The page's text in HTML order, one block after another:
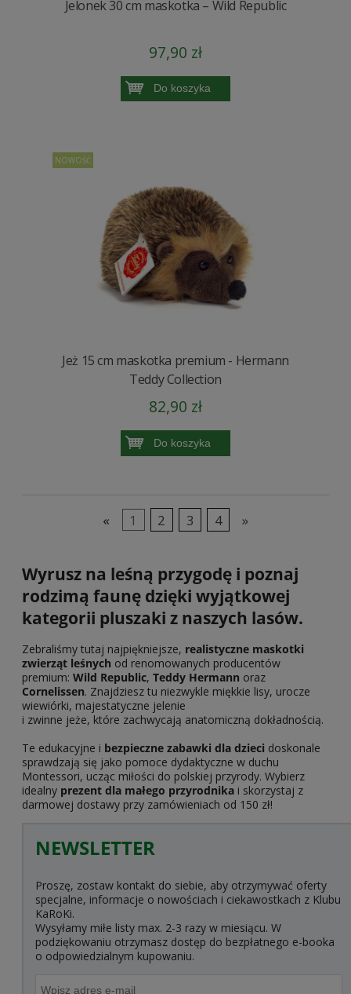
Jelonek 30 cm maskotka – Wild Republic
97,90 zł
Do koszyka
Jeż 15 cm maskotka premium - Hermann
Teddy Collection
82,90 zł
Do koszyka
NOWOŚĆ
« 1 2 3 4 »
Wyrusz na leśną przygodę i poznaj
rodzimą faunę dzięki wyjątkowej
kategorii pluszaki z naszych lasów.
Zebraliśmy tutaj najpiękniejsze, realistyczne maskotki
zwierząt leśnych od renomowanych producentów
premium: Wild Republic, Teddy Hermann oraz
Cornelissen. Znajdziesz tu niezwykle miękkie lisy, urocze
wiewiórki, majestatyczne jelenie
i zwinne jeże, które zachwycają anatomiczną dokładnością.
Te edukacyjne i bezpieczne zabawki dla dzieci doskonale
sprawdzają się jako pomoce dydaktyczne w duchu
Montessori, ucząc miłości do polskiej przyrody. Wybierz
idealny prezent dla małego przyrodnika i skorzystaj z
darmowej dostawy przy zamówieniach od 150 zł!
NEWSLETTER
Proszę, zostaw kontakt do siebie, aby otrzymywać oferty
specjalne, informacje o nowościach i ciekawostkach z Klubu
KaRoKi.
Wysyłamy miłe listy max. 2-3 razy w miesiącu. W
podziękowaniu otrzymasz dostęp do bezpłatnego e-booka
o odpowiedzialnym kupowaniu.